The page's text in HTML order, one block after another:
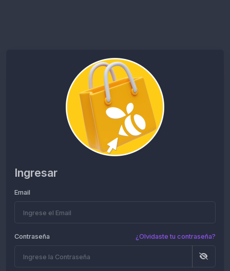
Ingresar
Email
Contraseña ¿Olvidaste tu contraseña?